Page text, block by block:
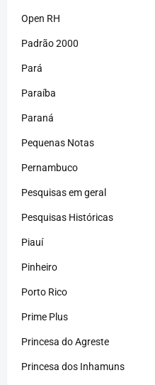
Open RH
Padrão 2000
Pará
Paraíba
Paraná
Pequenas Notas
Pernambuco
Pesquisas em geral
Pesquisas Históricas
Piauí
Pinheiro
Porto Rico
Prime Plus
Princesa do Agreste
Princesa dos Inhamuns